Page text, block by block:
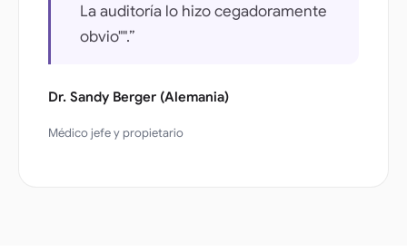
La auditoría lo hizo cegadoramente
obvio"".”
Dr. Sandy Berger (Alemania)
Médico jefe y propietario